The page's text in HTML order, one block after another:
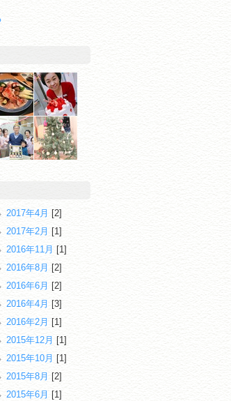
2017年4月 [2]
2017年2月 [1]
2016年11月 [1]
2016年8月 [2]
2016年6月 [2]
2016年4月 [3]
2016年2月 [1]
2015年12月 [1]
2015年10月 [1]
2015年8月 [2]
2015年6月 [1]